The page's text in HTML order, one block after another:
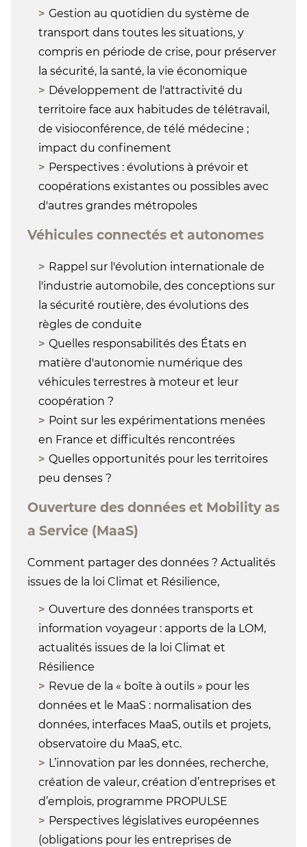
Gestion au quotidien du système de
transport dans toutes les situations, y
compris en période de crise, pour préserver
la sécurité, la santé, la vie économique
Développement de l'attractivité du
territoire face aux habitudes de télétravail,
de visioconférence, de télé médecine ;
impact du confinement
Perspectives : évolutions à prévoir et
coopérations existantes ou possibles avec
d'autres grandes métropoles
Véhicules connectés et autonomes
Rappel sur l'évolution internationale de
l'industrie automobile, des conceptions sur
la sécurité routière, des évolutions des
règles de conduite
Quelles responsabilités des États en
matière d'autonomie numérique des
véhicules terrestres à moteur et leur
coopération ?
Point sur les expérimentations menées
en France et difficultés rencontrées
Quelles opportunités pour les territoires
peu denses ?
Ouverture des données et Mobility as
a Service (MaaS)
Comment partager des données ? Actualités
issues de la loi Climat et Résilience,
Ouverture des données transports et
information voyageur : apports de la LOM,
actualités issues de la loi Climat et
Résilience
Revue de la « boîte à outils » pour les
données et le MaaS : normalisation des
données, interfaces MaaS, outils et projets,
observatoire du MaaS, etc.
L’innovation par les données, recherche,
création de valeur, création d’entreprises et
d’emplois, programme PROPULSE
Perspectives législatives européennes
(obligations pour les entreprises de